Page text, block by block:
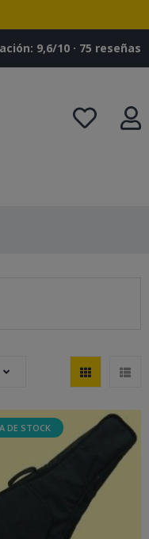
9,6/10 · ‎75 reseñas
DE STOCK